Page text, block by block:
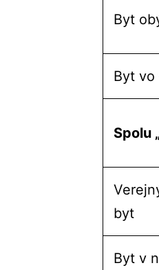
Byt
Byt vo
Spolu
byt
Byt v